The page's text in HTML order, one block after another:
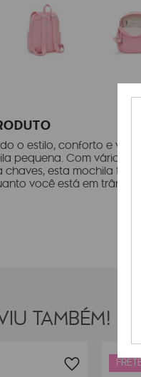
o estilo, conforto e
pequena. Com vários
esta mochila
você está em trânsito.
TAMBÉM!